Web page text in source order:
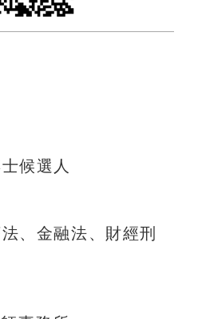
候選人
、金融法、財經刑